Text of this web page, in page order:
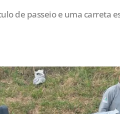
de passeio e uma carreta